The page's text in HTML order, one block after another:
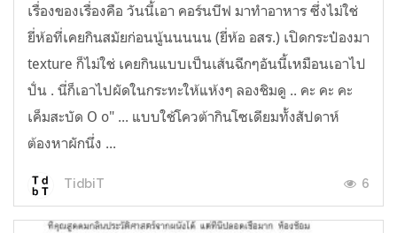
เรื่องของเรื่องคือ วันนี้เอา คอร์นบีฟ มาทำอาหาร ซึ่งไม่ใช่
ยี่ห้อที่เคยกินสมัยก่อนนู้นนนนน (ยี่ห้อ อสร.) เปิดกระป๋องมา
texture ก็ไม่ใช่ เคยกินแบบเป็นเส้นฉีกๆอันนี้เหมือนเอาไป
ปั่น . นี่ก็เอาไปผัดในกระทะให้แห้งๆ ลองชิมดู .. คะ คะ คะ
เค็มสะบัด O o" ... แบบใช้โควต้ากินโซเดียมทั้งสัปดาห์
ต้องหาผักนึ่ง ...
TidbiT 6